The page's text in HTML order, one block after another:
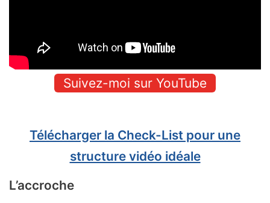
Suivez-moi sur YouTube
Télécharger la Check-List pour une
structure vidéo idéale
L’accroche